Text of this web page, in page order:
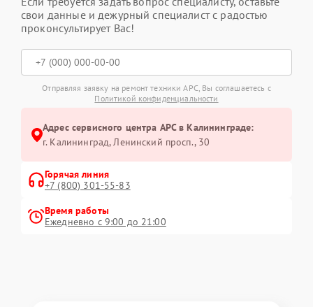
свои данные и дежурный специалист с радостью
проконсультирует Вас!
Отправляя заявку на ремонт техники APC, Вы соглашаетесь с
Политикой конфиденциальности
Адрес сервисного центра APC в Калининграде:
г. Калининград, Ленинский просп., 30
Горячая линия
+7 (800) 301-55-83
Время работы
Ежедневно с 9:00 до 21:00